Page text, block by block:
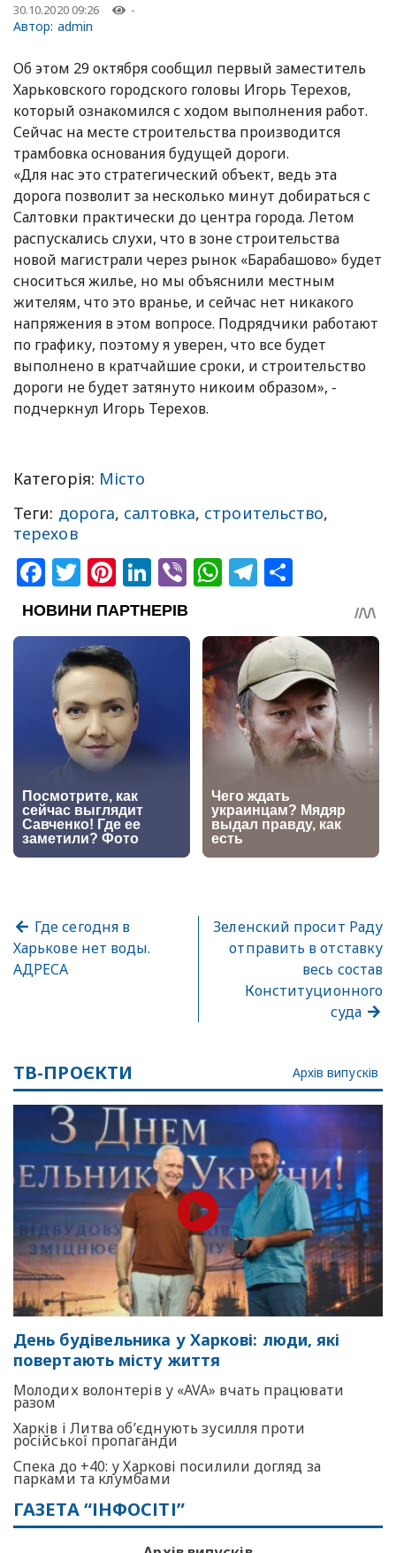
30.10.2020 09:26 -
Автор: admin
Об этом 29 октября сообщил первый заместитель
Харьковского городского головы Игорь Терехов,
который ознакомился с ходом выполнения работ.
Сейчас на месте строительства производится
трамбовка основания будущей дороги.
«Для нас это стратегический объект, ведь эта
дорога позволит за несколько минут добираться с
Салтовки практически до центра города. Летом
распускались слухи, что в зоне строительства
новой магистрали через рынок «Барабашово» будет
сноситься жилье, но мы объяснили местным
жителям, что это вранье, и сейчас нет никакого
напряжения в этом вопросе. Подрядчики работают
по графику, поэтому я уверен, что все будет
выполнено в кратчайшие сроки, и строительство
дороги не будет затянуто никоим образом», -
подчеркнул Игорь Терехов.
Категорія: Місто
Теги: дорога, салтовка, строительство,
терехов
Facebook
Twitter
Pinterest
LinkedIn
ViberWhatsApp
Telegram
Где сегодня в
Харькове нет воды.
АДРЕСА
Зеленский просит Раду
отправить в отставку
весь состав
Конституционного
суда
ТВ-ПРОЄКТИ Архів випусків
День будівельника у Харкові: люди, які
повертають місту життя
Молодих волонтерів у «AVA» вчать працювати
разом
Харків і Литва об’єднують зусилля проти
російської пропаганди
Спека до +40: у Харкові посилили догляд за
парками та клумбами
ГАЗЕТА “ІНФОСІТІ”